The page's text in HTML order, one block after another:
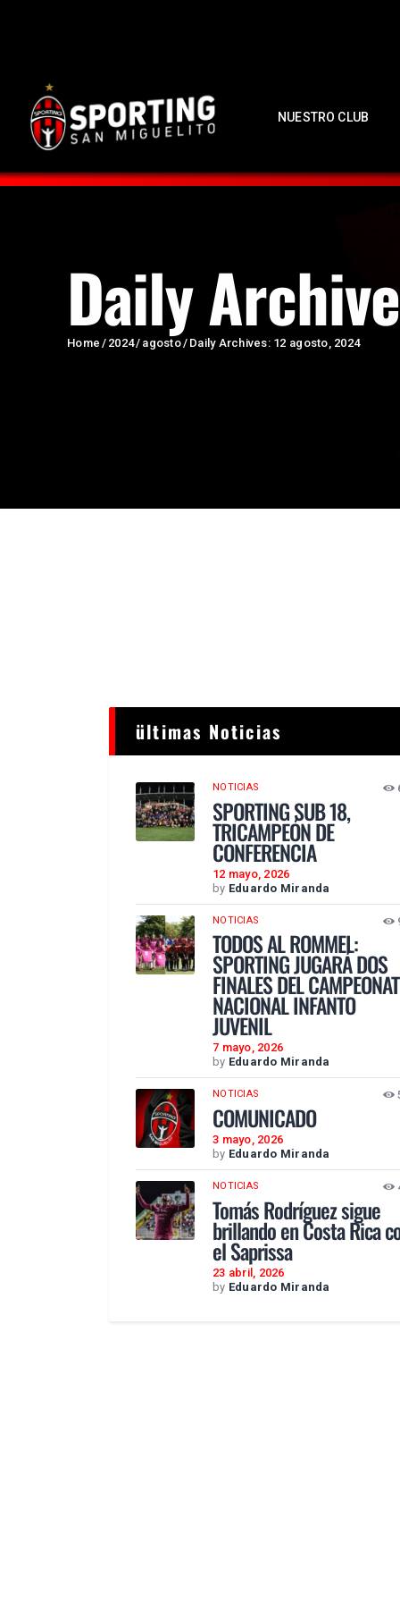
NUESTRO CLUB
Daily
Home 2024 agosto Daily Archives: 12 agosto, 2024
ültimas Noticias
NOTICIAS
SPORTING SUB 18,
TRICAMPEÓN DE
CONFERENCIA
12 mayo, 2026
by Eduardo Miranda
NOTICIAS
TODOS AL ROMMEL:
SPORTING JUGARÁ DOS
FINALES DEL
NACIONAL INFANTO
JUVENIL
7 mayo, 2026
by Eduardo Miranda
NOTICIAS
COMUNICADO
3 mayo, 2026
by Eduardo Miranda
NOTICIAS
Tomás Rodríguez sigue
brillando en Costa Rica
el Saprissa
23 abril, 2026
by Eduardo Miranda